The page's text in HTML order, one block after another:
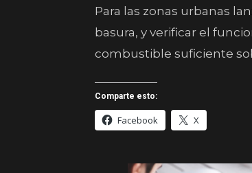
Para las zonas urbanas
basura, y verificar el
combustible suficiente
Comparte esto:
Facebook X